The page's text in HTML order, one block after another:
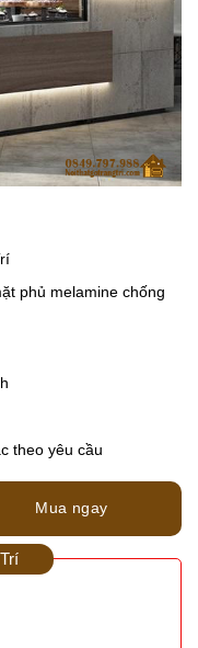
phủ melamine chống
theo yêu cầu
Mua ngay